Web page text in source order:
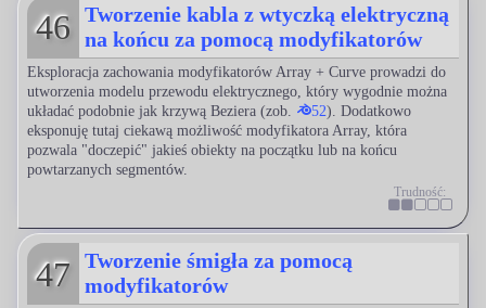
46
Trudność:
Tworzenie kabla z wtyczką elektryczną
na końcu za pomocą modyfikatorów
Eksploracja zachowania modyfikatorów Array + Curve prowadzi do
utworzenia modelu przewodu elektrycznego, który wygodnie można
układać podobnie jak krzywą Beziera (zob.
52). Dodatkowo
eksponuję tutaj ciekawą możliwość modyfikatora Array, która
pozwala "doczepić" jakieś obiekty na początku lub na końcu
powtarzanych segmentów.
47
Tworzenie śmigła za pomocą
modyfikatorów